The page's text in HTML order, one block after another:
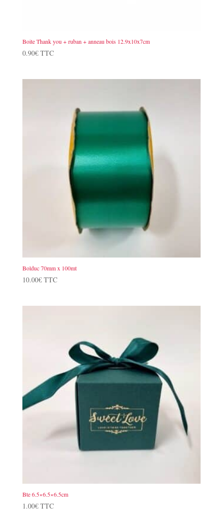
Boite Thank you + ruban + anneau bois 12.9x10x7cm
0.90€ TTC
Bolduc 70mm x 100mt
10.00€ TTC
Bte 6.5×6.5×6.5cm
1.00€ TTC